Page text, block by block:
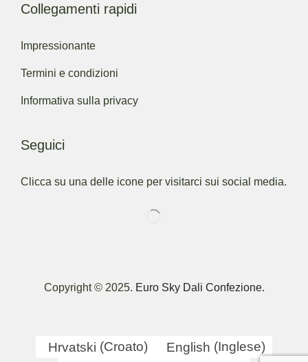
Collegamenti rapidi
Impressionante
Termini e condizioni
Informativa sulla privacy
Seguici
Clicca su una delle icone per visitarci sui social media.
Copyright © 2025. Euro Sky Dali Confezione.
Hrvatski (Croato) English (Inglese)